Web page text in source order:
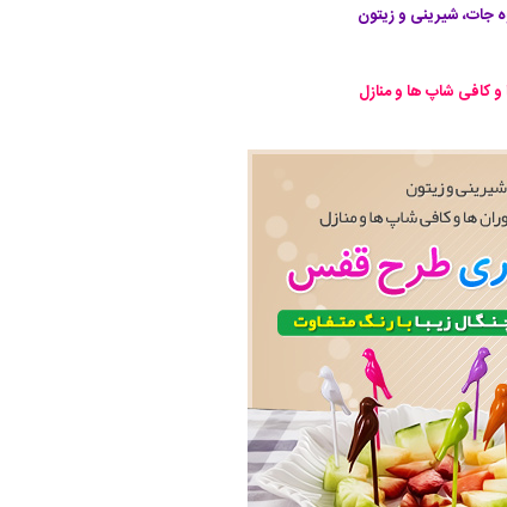
جات، شیرینی و زیتون
و کافی شاپ ها و منازل